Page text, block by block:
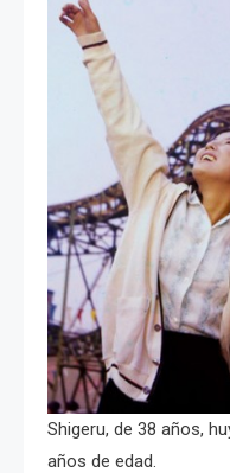
Shigeru, de 38 años,
años de edad.